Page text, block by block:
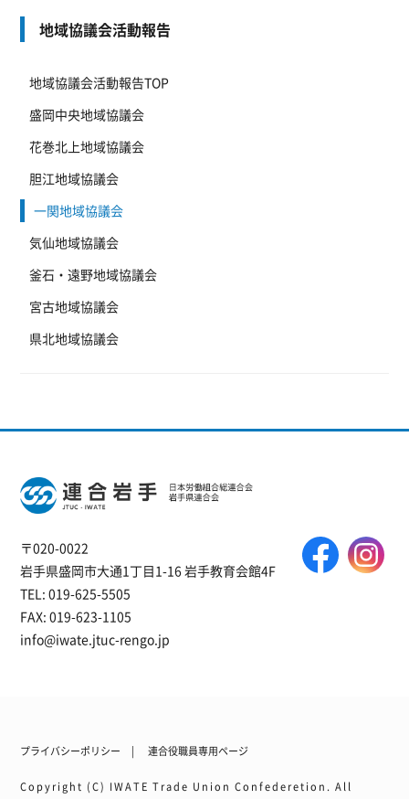
地域協議会活動報告
地域協議会活動報告TOP
盛岡中央地域協議会
花巻北上地域協議会
胆江地域協議会
一関地域協議会
気仙地域協議会
釜石・遠野地域協議会
宮古地域協議会
県北地域協議会
〒020-0022
岩手県盛岡市大通1丁目1-16 岩手教育会館4F
TEL: 019-625-5505
FAX: 019-623-1105
info@iwate.jtuc-rengo.jp
プライバシーポリシー 連合役職員専用ページ
Copyright (C) IWATE Trade Union Confederetion. All